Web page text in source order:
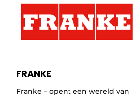
FRANKE
Franke – opent een wereld van